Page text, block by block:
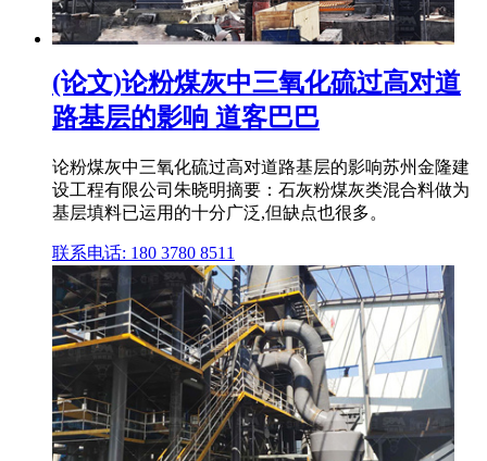
(论文)论粉煤灰中三氧化硫过高对道
路基层的影响 道客巴巴
论粉煤灰中三氧化硫过高对道路基层的影响苏州金隆建
设工程有限公司朱晓明摘要：石灰粉煤灰类混合料做为
基层填料已运用的十分广泛,但缺点也很多。
联系电话: 180 3780 8511